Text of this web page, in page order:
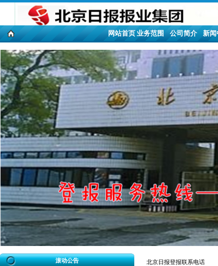
网站首页 业务范围 公司简介 新闻
滚动公告 北京日报登报联系电话